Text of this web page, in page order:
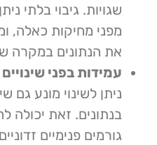
שגויות. גיבוי בלתי
מפני מחיקות כאלה,
את הנתונים במקרה
עמידות בפני
ניתן לשינוי מונע גם
בנתונים. זאת יכולה
גורמים פנימיים